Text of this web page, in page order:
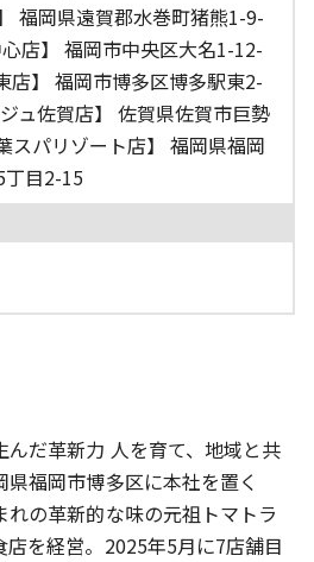
福岡県遠賀郡水巻町猪熊1-9-
店】 福岡市中央区大名1-12-
店】 福岡市博多区博多駅東2-
ュ佐賀店】 佐賀県佐賀市巨勢
スパリゾート店】 福岡県福岡
目2-15
んだ革新力 人を育て、地域と共
福岡市博多区に本社を置く
れの革新的な味の元祖トマトラ
を経営。2025年5月に7店舗目